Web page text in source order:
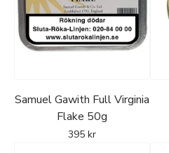
Samuel Gawith Full Virginia
Flake 50g
395 kr